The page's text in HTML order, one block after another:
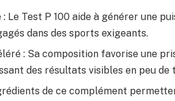
Test P 100 aide à générer une
dans des sports exigeants.
: Sa composition favorise une
des résultats visibles en peu de
de ce complément